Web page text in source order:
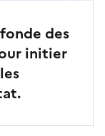
des
initier